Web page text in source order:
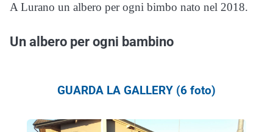
A Lurano un albero per ogni bimbo nato nel 2018.
Un albero per ogni bambino
GUARDA LA GALLERY (6 foto)